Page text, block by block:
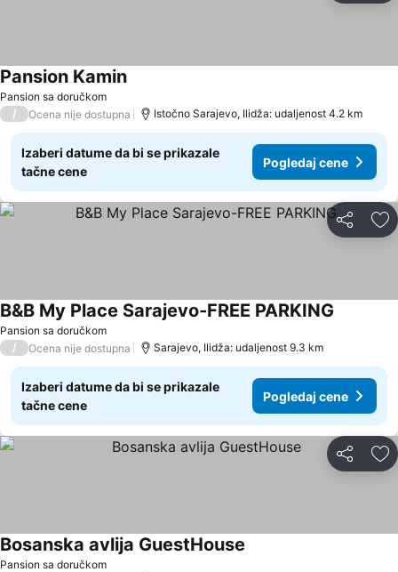
Pansion sa doručkom
Pansion KaminPogledaj cene
/ Ocena nije dostupna Istočno Sarajevo, Ilidža: udaljenost 4.2 km
Izaberi datume da bi se prikazale
tačne cene
Pogledaj cene
Deli
Pansion sa doručkom
B&B My Place Sarajevo-FREE PARKING
/ Ocena nije dostupna Sarajevo, Ilidža: udaljenost 9.3 km
Izaberi datume da bi se prikazale
tačne cene
Pogledaj cene
Deli
Pansion sa doručkom
Bosanska avlija GuestHouse